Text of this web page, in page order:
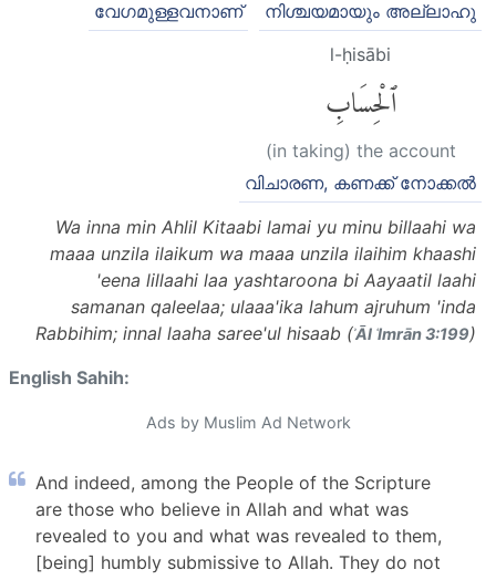
നിശ്ചയമായും അല്ലാഹു
വേഗമുള്ളവനാണ്
l-ḥisābi
ٱلْحِسَابِ
(in taking) the account
വിചാരണ, കണക്ക് നോക്കല്‍
Wa inna min Ahlil Kitaabi lamai yu minu billaahi wa
maaa unzila ilaikum wa maaa unzila ilaihim khaashi
'eena lillaahi laa yashtaroona bi Aayaatil laahi
samanan qaleelaa; ulaaa'ika lahum ajruhum 'inda
Rabbihim; innal laaha saree'ul hisaab (ʾĀl ʿImrān 3:199)
English Sahih:
Ads by Muslim Ad Network
And indeed, among the People of the Scripture
are those who believe in Allah and what was
revealed to you and what was revealed to them,
[being] humbly submissive to Allah. They do not